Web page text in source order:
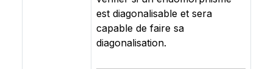
est diagonalisable et sera
capable de faire sa
diagonalisation.